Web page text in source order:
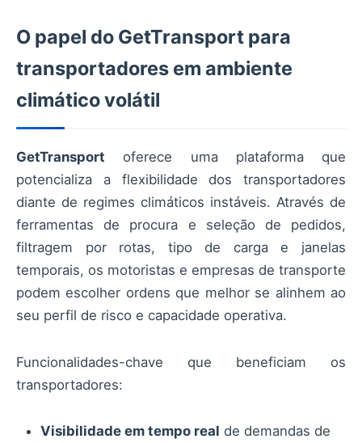
O papel do GetTransport para
transportadores em ambiente
climático volátil
GetTransport oferece uma plataforma que
potencializa a flexibilidade dos transportadores
diante de regimes climáticos instáveis. Através de
ferramentas de procura e seleção de pedidos,
filtragem por rotas, tipo de carga e janelas
temporais, os motoristas e empresas de transporte
podem escolher ordens que melhor se alinhem ao
seu perfil de risco e capacidade operativa.
Funcionalidades-chave que beneficiam os
transportadores:
Visibilidade em tempo real de demandas de